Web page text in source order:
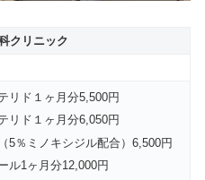
クリニック
リド１ヶ月分5,500円
リド１ヶ月分6,050円
5％ミノキシジル配合）6,500円
ル1ヶ月分12,000円